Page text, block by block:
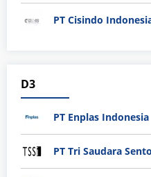
PT Cisindo
D3
PT Enplas Indonesia
PT Tri Saudara